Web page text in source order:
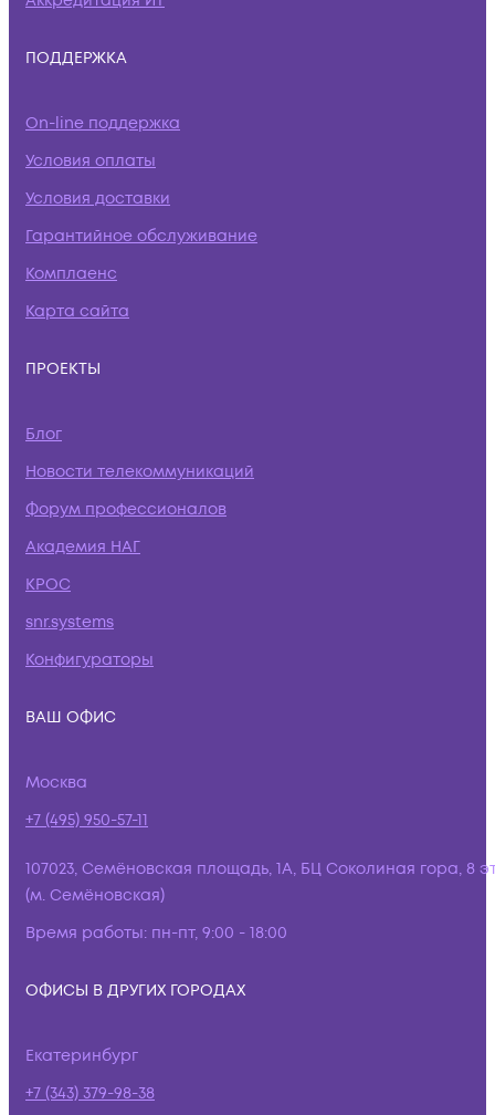
ПОДДЕРЖКА
On-line поддержка
Условия оплаты
Условия доставки
Гарантийное обслуживание
Комплаенс
Карта сайта
ПРОЕКТЫ
Блог
Новости телекоммуникаций
Форум профессионалов
Академия НАГ
КРОС
snr.systems
Конфигураторы
ВАШ ОФИС
Москва
+7 (495) 950-57-11
107023, Семёновская площадь, 1А, БЦ Соколиная гора, 8
(м. Семёновская)
Время работы: пн-пт, 9:00 - 18:00
ОФИСЫ В ДРУГИХ ГОРОДАХ
Екатеринбург
+7 (343) 379-98-38